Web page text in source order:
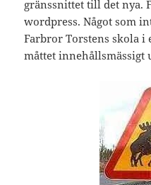
gränssnittet till det nya.
wordpress. Något som
Farbror Torstens skola
måttet innehållsmässigt